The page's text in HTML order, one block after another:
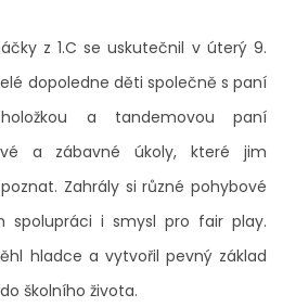
z 1.C se uskutečnil v úterý 9.
dopoledne děti společně s paní
a tandemovou paní
a zábavné úkoly, které jim
Zahrály si různé pohybové
spolupráci i smysl pro fair play.
hladce a vytvořil pevný základ
školního života.